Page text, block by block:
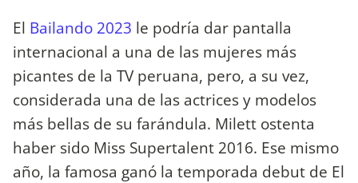
El Bailando 2023 le podría dar pantalla
internacional a una de las mujeres más
picantes de la TV peruana, pero, a su vez,
considerada una de las actrices y modelos
más bellas de su farándula. Milett ostenta
haber sido Miss Supertalent 2016. Ese mismo
año, la famosa ganó la temporada debut de El